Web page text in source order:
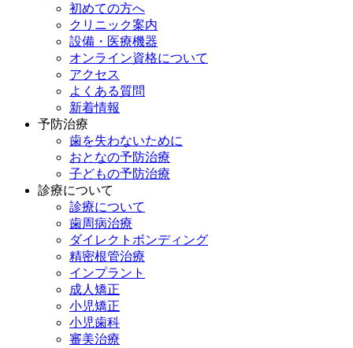
初めての方へ
クリニック案内
設備・医療機器
オンライン資格について
アクセス
よくある質問
新着情報
予防治療
歯を失わないために
おとなの予防治療
子どもの予防治療
診療について
診療について
歯周病治療
ダイレクトボンディング
精密根管治療
インプラント
成人矯正
小児矯正
小児歯科
審美治療